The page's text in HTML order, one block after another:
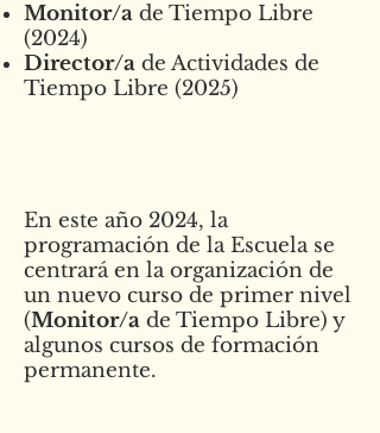
Monitor/a de Tiempo Libre
(2024)
Director/a de Actividades de
Tiempo Libre (2025)
En este año 2024, la
programación de la Escuela se
centrará en la organización de
un nuevo curso de primer nivel
(Monitor/a de Tiempo Libre) y
algunos cursos de formación
permanente.